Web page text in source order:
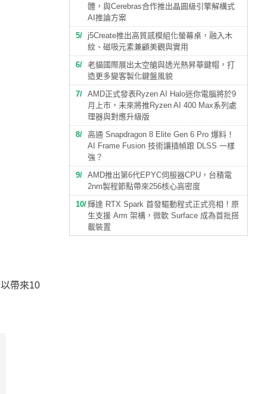
帶來10
體，與Cerebras合作推出晶圓級引擎解構式
AI推論方案
5
j5Create推出高質感模組化螢幕桌，融入木
紋、磁吸元素兼顧美觀與實用
6
老貓國際展出太空艙與透光熱昇華鍵帽，打
造更多變客製化鍵盤風貌
7
AMD正式發表Ryzen AI Halo迷你電腦將於9
月上市，未來將推Ryzen AI 400 Max系列處
理器與對應升級版
8
高通 Snapdragon 8 Elite Gen 6 Pro 爆料！
AI Frame Fusion 技術讓插幀跟 DLSS 一樣
強？
9
AMD推出第6代EPYC伺服器CPU，台積電
2nm製程節點帶來256核心高密度
10 輝達 RTX Spark 首發驅動程式正式亮相！原
生支援 Arm 架構，微軟 Surface 成為首批搭
載裝置